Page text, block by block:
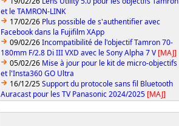
et le TAMRON-LINK
17/02/26 Plus possible de s'authentifier avec
Facebook dans la Fujifilm XApp
09/02/26Incompatibilité de l'objectif Tamron 70-
180mm F/2.8 Di III VXD avec le Sony Alpha 7 V [MAJ]
05/02/26 Mise à jour pour le kit de micro-objectifs
et l'Insta360 GO Ultra
16/12/25Support du protocole sans fil Bluetooth
Auracast pour les TV Panasonic 2024/2025 [MAJ]